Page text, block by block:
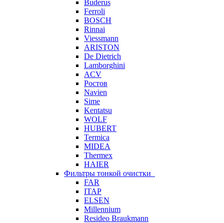
Buderus
Ferroli
BOSCH
Rinnai
Viessmann
ARISTON
De Dietrich
Lamborghini
ACV
Ростов
Navien
Sime
Kentatsu
WOLF
HUBERT
Termica
MIDEA
Thermex
HAIER
Фильтры тонкой очистки
FAR
ITAP
ELSEN
Millennium
Resideo Braukmann